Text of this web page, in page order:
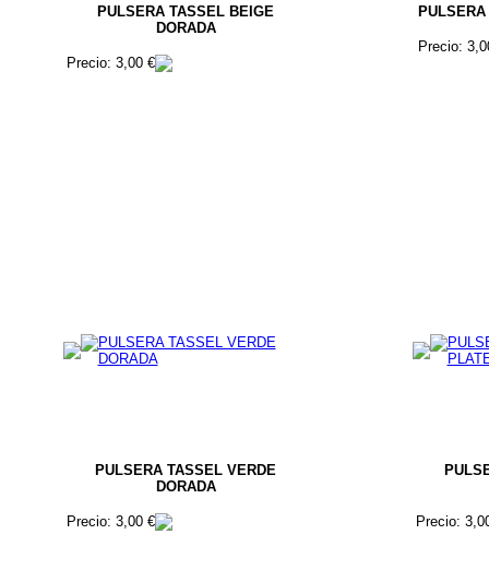
PULSERA TASSEL BEIGE
DORADA
Precio: 3,00 €
Precio:
PULSERA TASSEL VERDE
DORADA
Precio: 3,00 € Precio: